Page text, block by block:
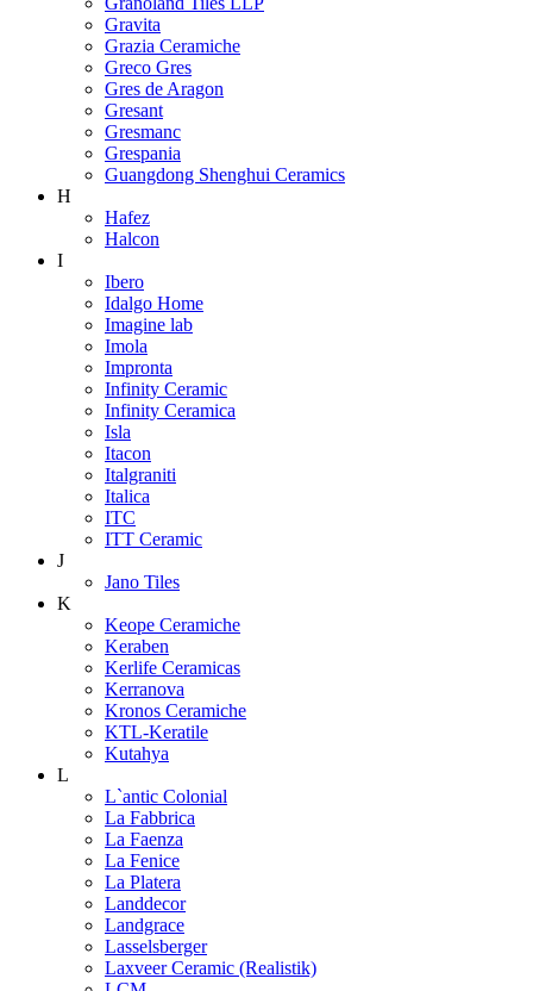
Gravita
Grazia Ceramiche
Greco Gres
Gres de Aragon
Gresant
Gresmanc
Grespania
Guangdong Shenghui Ceramics
H
Hafez
Halcon
I
Ibero
Idalgo Home
Imagine lab
Imola
Impronta
Infinity Ceramic
Infinity Ceramica
Isla
Itacon
Italgraniti
Italica
ITC
ITT Ceramic
J
Jano Tiles
K
Keope Ceramiche
Keraben
Kerlife Ceramicas
Kerranova
Kronos Ceramiche
KTL-Keratile
Kutahya
L
L`antic Colonial
La Fabbrica
La Faenza
La Fenice
La Platera
Landdecor
Landgrace
Lasselsberger
Laxveer Ceramic (Realistik)